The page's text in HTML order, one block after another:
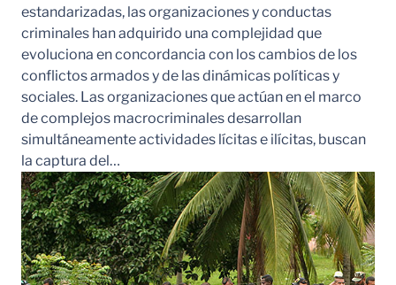
estandarizadas, las organizaciones y conductas
criminales han adquirido una complejidad que
evoluciona en concordancia con los cambios de los
conflictos armados y de las dinámicas políticas y
sociales. Las organizaciones que actúan en el marco
de complejos macrocriminales desarrollan
simultáneamente actividades lícitas e ilícitas, buscan
la captura del…